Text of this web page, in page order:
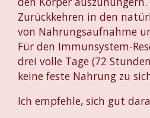
Zurückkehren in den
von Nahrungsaufnahme
Für den Immunsystem-
drei volle Tage (72
keine feste Nahrung zu
Ich empfehle, sich gut